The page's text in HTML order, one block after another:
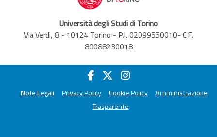
Università degli Studi di Torino
Via Verdi, 8 - 10124 Torino - P.I. 02099550010- C.F.
80088230018
Note Legali Privacy Policy Cookie Policy
Amministrazione
Trasparente